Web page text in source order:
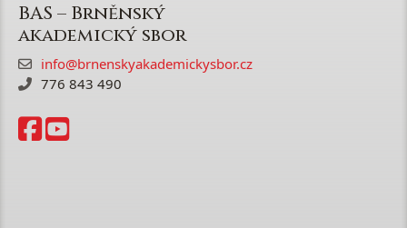
BAS – Brněnský
akademický sbor
info@brnenskyakademickysbor.cz
776 843 490